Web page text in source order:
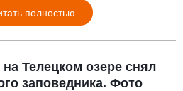
полностью
Телецком озере снял
заповедника. Фото